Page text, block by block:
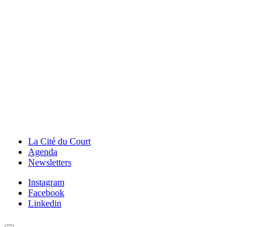
La Cité du Court
Agenda
Newsletters
Instagram
Facebook
Linkedin